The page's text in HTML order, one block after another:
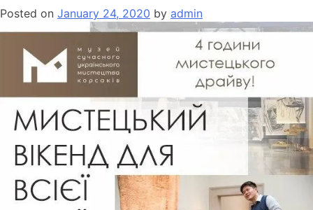
Posted on January 24, 2020 by admin